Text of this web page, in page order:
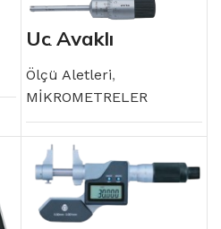
Üç Ayaklı
Mikrometre
Ölçü Aletleri,
MİKROMETRELER